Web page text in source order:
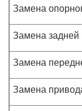
Замена
Замена задней
Замена
Замена